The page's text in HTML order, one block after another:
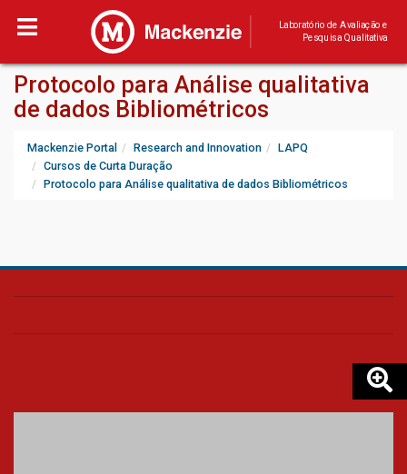
Laboratório de Avaliação e
Pesquisa Qualitativa
Protocolo para Análise qualitativa
de dados Bibliométricos
Mackenzie Portal Research and Innovation
LAPQ
Cursos de Curta Duração
Protocolo para Análise qualitativa de dados Bibliométricos